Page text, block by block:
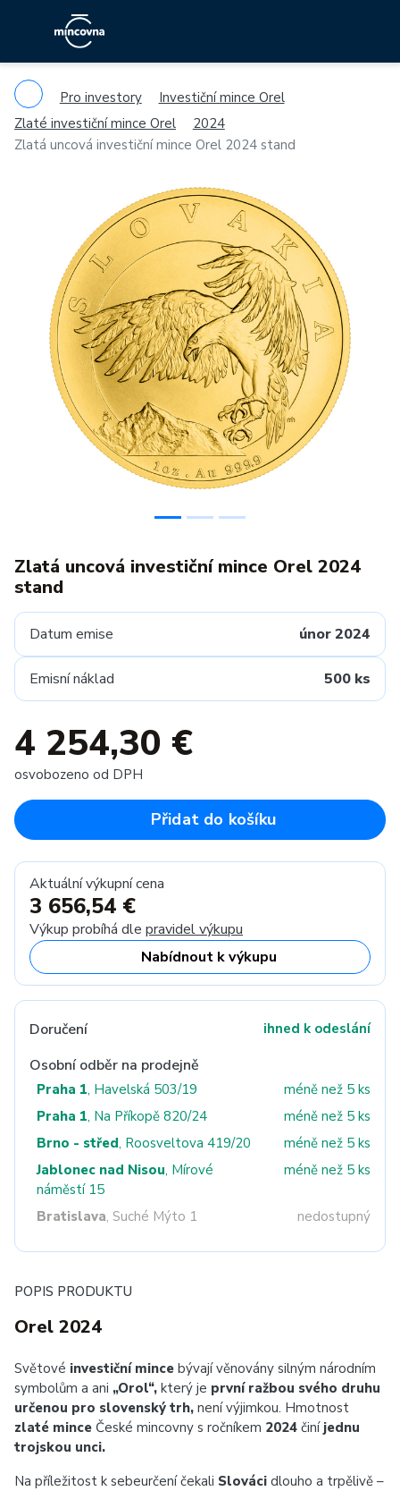
Pro investory
Investiční mince Orel
Zlaté investiční mince Orel
2024
Zlatá uncová investiční mince Orel 2024 stand
Previous
Zlatá uncová investiční mince Orel 2024
stand
Datum emise únor 2024
Emisní náklad 500 ks
4 254,30 €
osvobozeno od DPH
Přidat do košíku
Aktuální výkupní cena
3 656,54 €
Výkup probíhá dle pravidel výkupu
Nabídnout k výkupu
Doručení ihned k odeslání
Osobní odběr na prodejně
Praha 1, Havelská 503/19
méně než 5 ks
Praha 1, Na Příkopě 820/24
méně než 5 ks
Brno - střed, Roosveltova 419/20
méně než 5 ks
Jablonec nad Nisou, Mírové
náměstí 15
méně než 5 ks
Bratislava, Suché Mýto 1 nedostupný
POPIS PRODUKTU
Orel 2024
Světové investiční mince bývají věnovány silným národním
symbolům a ani „Orol“, který je první ražbou svého druhu
určenou pro slovenský trh, není výjimkou. Hmotnost
zlaté mince České mincovny s ročníkem 2024 činí jednu
trojskou unci.
Na příležitost k sebeurčení čekali Slováci dlouho a trpělivě –